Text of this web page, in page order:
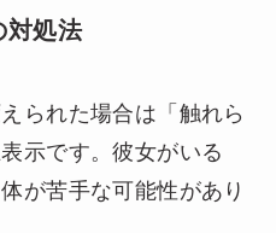
対処法
られた場合は「触れら
示です。彼女がいる
が苦手な可能性があり